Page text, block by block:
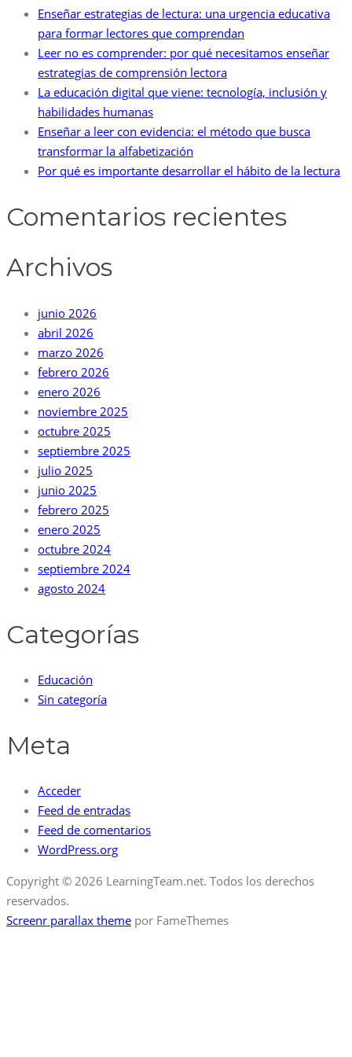
Enseñar estrategias de lectura: una urgencia educativa
para formar lectores que comprendan
Leer no es comprender: por qué necesitamos enseñar
estrategias de comprensión lectora
La educación digital que viene: tecnología, inclusión y
habilidades humanas
Enseñar a leer con evidencia: el método que busca
transformar la alfabetización
Por qué es importante desarrollar el hábito de la lectura
Comentarios recientes
Archivos
junio 2026
abril 2026
marzo 2026
febrero 2026
enero 2026
noviembre 2025
octubre 2025
septiembre 2025
julio 2025
junio 2025
febrero 2025
enero 2025
octubre 2024
septiembre 2024
agosto 2024
Categorías
Educación
Sin categoría
Meta
Acceder
Feed de entradas
Feed de comentarios
WordPress.org
Copyright © 2026 LearningTeam.net. Todos los derechos
reservados.
Screenr parallax theme por FameThemes